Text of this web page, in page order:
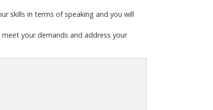
skills in terms of speaking and you will
your demands and address your